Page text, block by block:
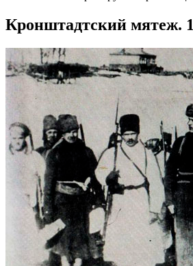
Кронштадтский мятеж.